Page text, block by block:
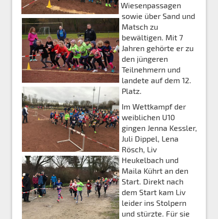
Wiesenpassagen
sowie über Sand und
Matsch zu
bewältigen. Mit 7
Jahren gehörte er zu
den jüngeren
Teilnehmern und
landete auf dem 12.
Platz.
Im Wettkampf der
weiblichen U10
gingen Jenna Kessler,
Juli Dippel, Lena
Rösch, Liv
Heukelbach und
Maila Kührt an den
Start. Direkt nach
dem Start kam Liv
leider ins Stolpern
und stürzte. Für sie